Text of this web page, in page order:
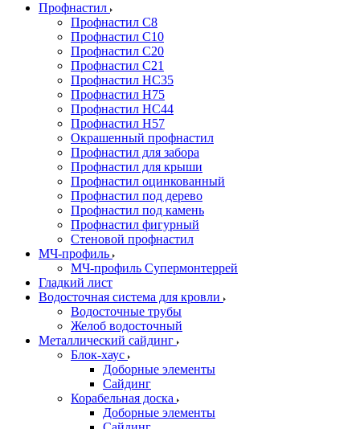
Профнастил
Профнастил С8
Профнастил С10
Профнастил С20
Профнастил С21
Профнастил НС35
Профнастил Н75
Профнастил HC44
Профнастил Н57
Окрашенный профнастил
Профнастил для забора
Профнастил для крыши
Профнастил оцинкованный
Профнастил под дерево
Профнастил под камень
Профнастил фигурный
Стеновой профнастил
МЧ-профиль
МЧ-профиль Супермонтеррей
Гладкий лист
Водосточная система для кровли
Водосточные трубы
Желоб водосточный
Металлический сайдинг
Блок-хаус
Доборные элементы
Сайдинг
Корабельная доска
Доборные элементы